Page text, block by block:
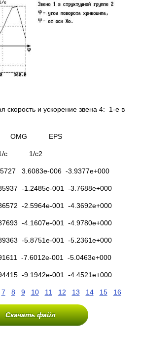
скорость и ускорение звена 4: 1-е в
EPS
c 1/c2
3.6083e-006 -3.9377e+000
-1.2485e-001 -3.7688e+000
-2.5964e-001 -4.3692e+000
-4.1607e-001 -4.9780e+000
-5.8751e-001 -5.2361e+000
-7.6012e-001 -5.0463e+000
-9.1942e-001 -4.4521e+000
7 8 9 10 11 12 13 14 15 16
Скачать файл